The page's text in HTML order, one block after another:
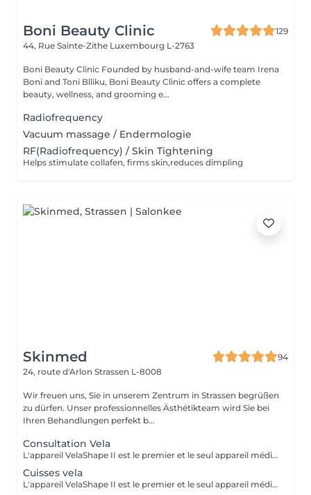
Boni Beauty Clinic
129
44, Rue Sainte-Zithe Luxembourg L-2763
Boni Beauty Clinic Founded by husband-and-wife team Irena
Boni and Toni Blliku, Boni Beauty Clinic offers a complete
beauty, wellness, and grooming e...
Radiofrequency
Vacuum massage / Endermologie
RF(Radiofrequency) / Skin Tightening
Helps stimulate collafen, firms skin,reduces dimpling
Skinmed
94
24, route d'Arlon Strassen L-8008
Wir freuen uns, Sie in unserem Zentrum in Strassen begrüßen
zu dürfen. Unser professionnelles Ästhétikteam wird Sie bei
Ihren Behandlungen perfekt b...
Consultation Vela
L'appareil VelaShape II est le premier et le seul appareil médical qui a fait ses preuves en remodelage corps. Le VelaShape II est une technologie qui combine le palper-rouler à des radiofréquences et à de la lumière infrarouge. Le palper-rouler « casse » les capitons graisseux et stimule la circulation sanguine et le drainage lymphatique. Quant aux radiofréquences et à la lumière infrarouge, elles agissent dans les couches profondes de la peau, soit l'hypoderme et le derme où l'on retrouve les cellules adipeuses et les fibres de collagène. Les radiofréquences et la lumière infrarouge activent le métabolisme des cellules graisseuses pour en diminuer la grosseur tout en stimulant la contraction et la production des fibres de collagène. L'objectif est de chauffer les graisses afin de récupérer la fermeté et l'aspect lisse de la peau. Un ensemble de 10 séances rapprochées sont nécessaires pour atteindre un résultat optimal. Après cette phase il faut maintenir le résultat obtenu par des séances d'entretien tous les 2 mois. Nous vous proposons une séance de Velashape à partir de 60€ selon la zone à traiter. Contre-indications : porteurs de stimulateur cardiaque ou prothèse métallique, diabétiques, preneurs d'anti- coagulants, enceinte ou allaitante, maladies veineuses, infiltration, tumeur cancéreuse
Cuisses vela
L'appareil VelaShape II est le premier et le seul appareil médical qui a fait ses preuves en remodelage corps. Le VelaShape II est une technologie qui combine le palper-rouler à des radiofréquences et à de la lumière infrarouge. Le palper-rouler « casse » les capitons graisseux et stimule la circulation sanguine et le drainage lymphatique. Quant aux radiofréquences et à la lumière infrarouge, elles agissent dans les couches profondes de la peau, soit l'hypoderme et le derme où l'on retrouve les cellules adipeuses et les fibres de collagène. Les radiofréquences et la lumière infrarouge activent le métabolisme des cellules graisseuses pour en diminuer la grosseur tout en stimulant la contraction et la production des fibres de collagène. L'objectif est de chauffer les graisses afin de récupérer la fermeté et l'aspect lisse de la peau. Un ensemble de 10 séances rapprochées sont nécessaires pour atteindre un résultat optimal. Après cette phase il faut maintenir le résultat obtenu par des séances d'entretien tous les 2 mois. Nous vous proposons une séance de Velashape à partir de 60€ selon la zone à traiter. Contre-indications : porteurs de stimulateur cardiaque ou prothèse métallique, diabétiques, preneurs d'anti- coagulants, enceinte ou allaitante, maladies veineuses, infiltration, tumeur cancéreuse